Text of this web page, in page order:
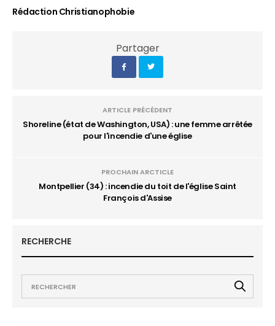
Rédaction Christianophobie
Partager
ARTICLE PRÉCÉDENT
Shoreline (état de Washington, USA) : une femme arrêtée
pour l'incendie d'une église
PROCHAIN ARCTICLE
Montpellier (34) : incendie du toit de l'église Saint
François d'Assise
RECHERCHE